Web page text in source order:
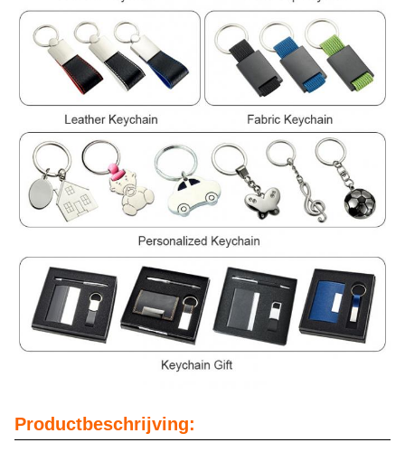
Productbeschrijving: